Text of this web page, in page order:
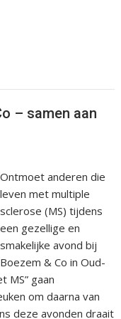
– samen aan
Ontmoet anderen die
leven met multiple
sclerose (MS) tijdens
een gezellige en
smakelijke avond bij
Boezem & Co in Oud-
MS” gaan
om daarna van
deze avonden draait